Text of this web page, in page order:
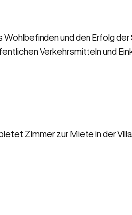
und den Erfolg
Verkehrsmitteln und
Zimmer zur Miete in der